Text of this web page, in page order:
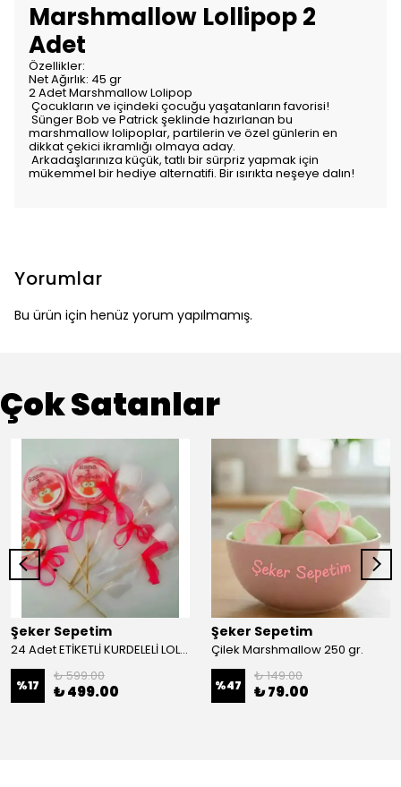
Marshmallow Lollipop 2
Adet
Özellikler:
Net Ağırlık: 45 gr
2 Adet Marshmallow Lolipop
Çocukların ve içindeki çocuğu yaşatanların favorisi!
Sünger Bob ve Patrick şeklinde hazırlanan bu
marshmallow lolipoplar, partilerin ve özel günlerin en
dikkat çekici ikramlığı olmaya aday.
Arkadaşlarınıza küçük, tatlı bir sürpriz yapmak için
mükemmel bir hediye alternatifi. Bir ısırıkta neşeye dalın!
Yorumlar
Bu ürün için henüz yorum yapılmamış.
Çok Satanlar
Şeker Sepetim
24 Adet ETİKETLİ KURDELELİ LOLİPOP ŞEKER VE ÇUBUKLU MARSHMALLOW L33
%17
₺ 599.00
₺ 499.00
Şeker Sepetim
Çilek Marshmallow 250 gr.
%47
₺ 149.00
₺ 79.00